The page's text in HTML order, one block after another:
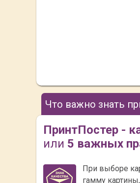
Что важно знать
ПринтПостер -
или 5 важных
При выборе
гамму